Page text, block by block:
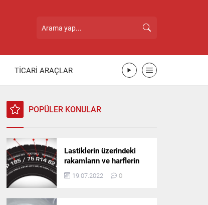
TİCARİ ARAÇLAR
POPÜLER KONULAR
Lastiklerin üzerindeki
rakamların ve harflerin
anlamı nedir?
19.07.2022 0